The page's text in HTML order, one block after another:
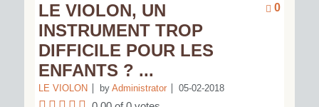
0
LE VIOLON, UN
INSTRUMENT TROP
DIFFICILE POUR LES
ENFANTS ? ...
LE VIOLON by Administrator 05-02-2018